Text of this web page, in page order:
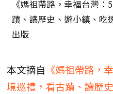
《媽祖帶路，幸福台灣
蹟、讀歷史、遊小鎮、吃
出版
本文摘自 《媽祖帶路，
境巡禮，看古蹟、讀歷